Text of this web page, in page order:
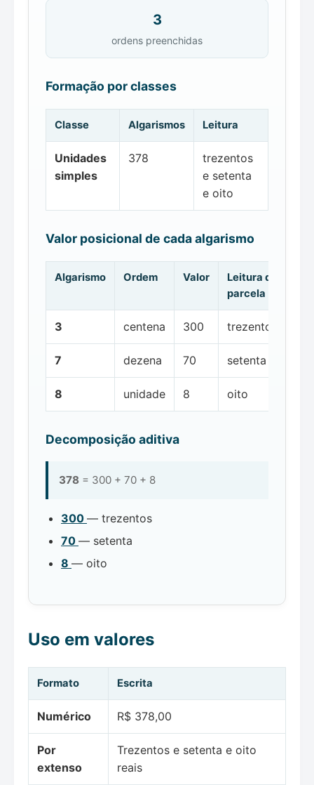
3
ordens preenchidas
Formação por classes
Classe Algarismos Leitura
Unidades
simples
378
trezentos
e setenta
e oito
Valor posicional de cada algarismo
Algarismo Ordem Valor
Leitura da
parcela
3 centena 300 trezentos
7 dezena 70 setenta
8 unidade 8 oito
Decomposição aditiva
378 = 300 + 70 + 8
300 — trezentos
70 — setenta
8 — oito
Uso em valores
Formato Escrita
Numérico R$ 378,00
Por
extenso
Trezentos e setenta e oito
reais